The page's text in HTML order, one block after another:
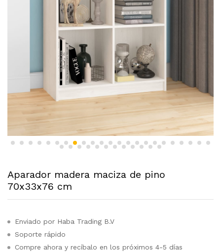
Aparador madera maciza de pino
70x33x76 cm
Enviado por Haba Trading B.V
Soporte rápido
Compre ahora y recíbalo en los próximos 4-5 días